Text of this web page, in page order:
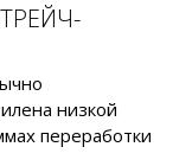
низкой
переработки